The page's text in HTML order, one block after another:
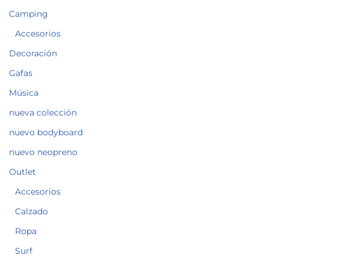
Camping
Accesorios
Decoración
Gafas
Música
nueva colección
nuevo bodyboard
nuevo neopreno
Outlet
Accesorios
Calzado
Ropa
Surf